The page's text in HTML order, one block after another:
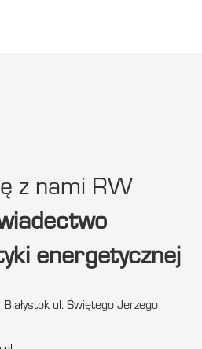
z nami RW
energetycznej
ul. Świętego Jerzego